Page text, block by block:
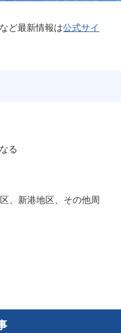
ど最新情報は公式サイ
る
、新港地区、その他周